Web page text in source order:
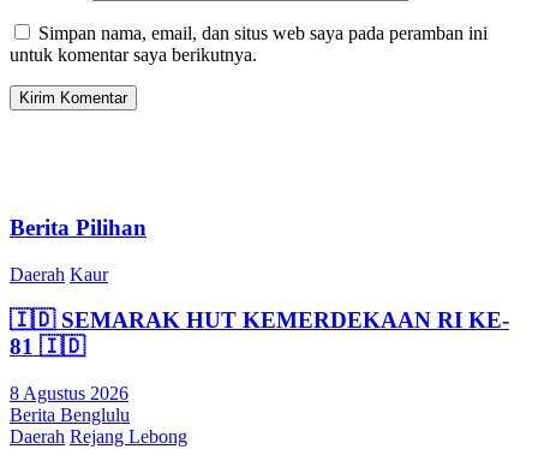
Simpan nama, email, dan situs web saya pada peramban ini
untuk komentar saya berikutnya.
Berita Pilihan
Daerah Kaur
🇮🇩 SEMARAK HUT KEMERDEKAAN RI KE-
81 🇮🇩
8 Agustus 2026
Berita Benglulu
Daerah Rejang Lebong